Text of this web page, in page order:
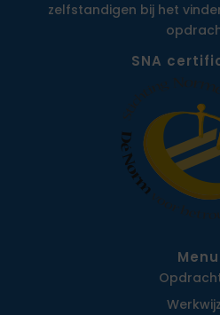
zelfstandigen bij het
SNA
Menu